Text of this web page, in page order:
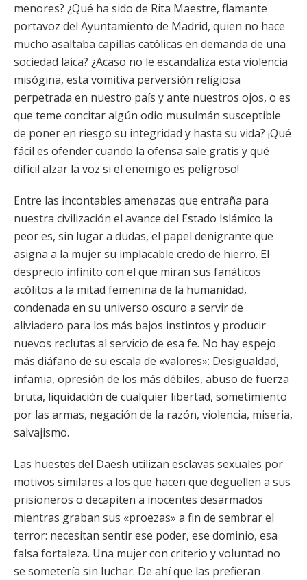
menores? ¿Qué ha sido de Rita Maestre, flamante
portavoz del Ayuntamiento de Madrid, quien no hace
mucho asaltaba capillas católicas en demanda de una
sociedad laica? ¿Acaso no le escandaliza esta violencia
misógina, esta vomitiva perversión religiosa
perpetrada en nuestro país y ante nuestros ojos, o es
que teme concitar algún odio musulmán susceptible
de poner en riesgo su integridad y hasta su vida? ¡Qué
fácil es ofender cuando la ofensa sale gratis y qué
difícil alzar la voz si el enemigo es peligroso!
Entre las incontables amenazas que entraña para
nuestra civilización el avance del Estado Islámico la
peor es, sin lugar a dudas, el papel denigrante que
asigna a la mujer su implacable credo de hierro. El
desprecio infinito con el que miran sus fanáticos
acólitos a la mitad femenina de la humanidad,
condenada en su universo oscuro a servir de
aliviadero para los más bajos instintos y producir
nuevos reclutas al servicio de esa fe. No hay espejo
más diáfano de su escala de «valores»: Desigualdad,
infamia, opresión de los más débiles, abuso de fuerza
bruta, liquidación de cualquier libertad, sometimiento
por las armas, negación de la razón, violencia, miseria,
salvajismo.
Las huestes del Daesh utilizan esclavas sexuales por
motivos similares a los que hacen que degüellen a sus
prisioneros o decapiten a inocentes desarmados
mientras graban sus «proezas» a fin de sembrar el
terror: necesitan sentir ese poder, ese dominio, esa
falsa fortaleza. Una mujer con criterio y voluntad no
se sometería sin luchar. De ahí que las prefieran